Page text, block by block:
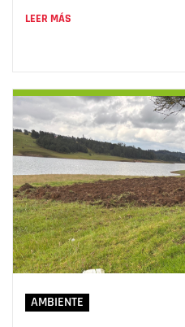
LEER MÁS
AMBIENTE